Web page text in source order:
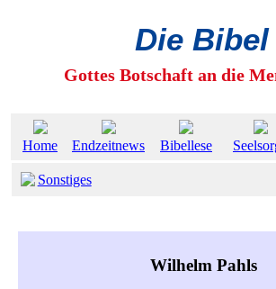
Die Bibel
Gottes Botschaft an die
Home Endzeitnews Bibellese
Sonstiges
Wilhelm Pahls